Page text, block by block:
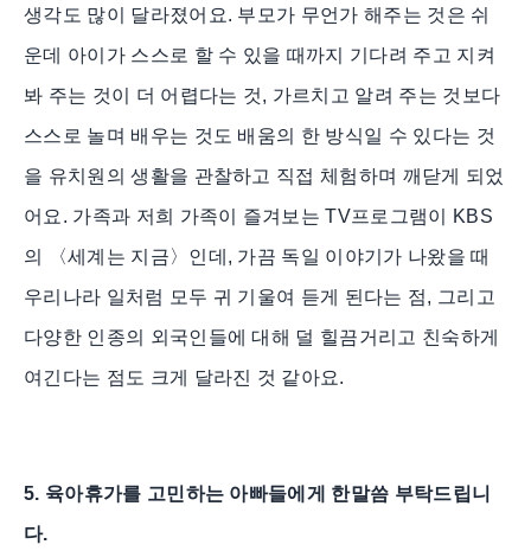
생각도 많이 달라졌어요. 부모가 무언가 해주는 것은 쉬
운데 아이가 스스로 할 수 있을 때까지 기다려 주고 지켜
봐 주는 것이 더 어렵다는 것, 가르치고 알려 주는 것보다
스스로 놀며 배우는 것도 배움의 한 방식일 수 있다는 것
을 유치원의 생활을 관찰하고 직접 체험하며 깨닫게 되었
어요. 가족과 저희 가족이 즐겨보는 TV프로그램이 KBS
의 〈세계는 지금〉인데, 가끔 독일 이야기가 나왔을 때
우리나라 일처럼 모두 귀 기울여 듣게 된다는 점, 그리고
다양한 인종의 외국인들에 대해 덜 힐끔거리고 친숙하게
여긴다는 점도 크게 달라진 것 같아요.
5. 육아휴가를 고민하는 아빠들에게 한말씀 부탁드립니
다.